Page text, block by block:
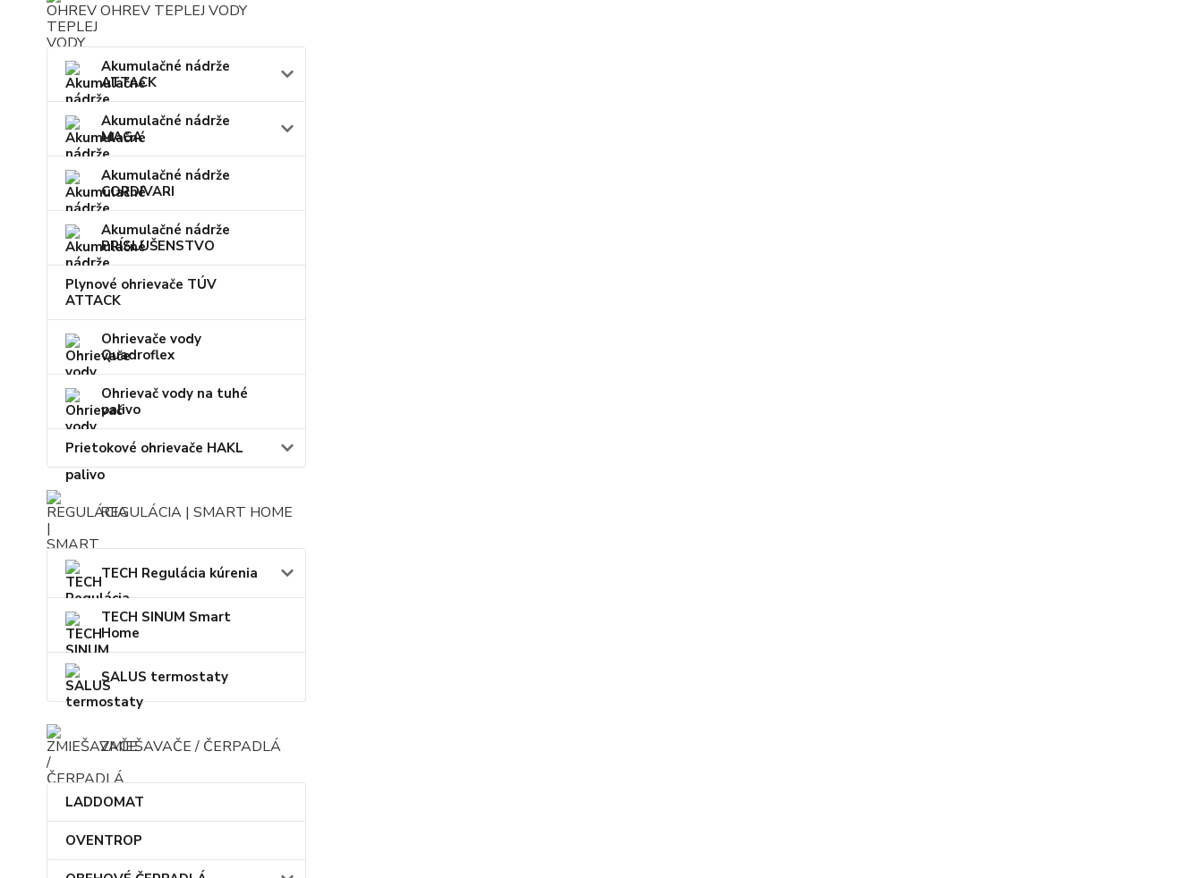
OHREV TEPLEJ VODY
Akumulačné nádrže
ATTACK
Akumulačné nádrže
MAGA
Akumulačné nádrže
CORDIVARI
Akumulačné nádrže
PRÍSLUŠENSTVO
Plynové ohrievače TÚV
ATTACK
Ohrievače vody
Quadroflex
Ohrievač vody na tuhé
palivo
Prietokové ohrievače HAKL
REGULÁCIA | SMART HOME
TECH Regulácia kúrenia
TECH SINUM Smart
Home
SALUS termostaty
ZMIEŠAVAČE / ČERPADLÁ
LADDOMAT
OVENTROP